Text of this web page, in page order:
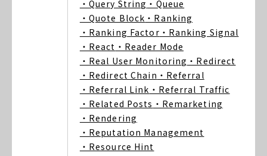
・Query String ・Queue
・Quote Block ・Ranking
・Ranking Factor ・Ranking Signal
・React ・Reader Mode
・Real User Monitoring ・Redirect
・Redirect Chain ・Referral
・Referral Link ・Referral Traffic
・Related Posts ・Remarketing
・Rendering
・Reputation Management
・Resource Hint